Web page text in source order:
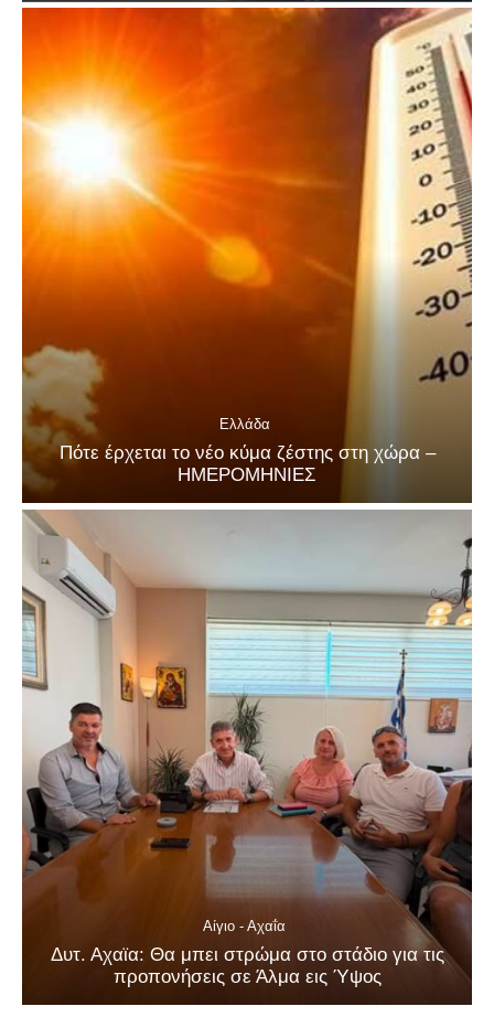
Ελλάδα
Πότε έρχεται το νέο κύμα ζέστης στη χώρα –
ΗΜΕΡΟΜΗΝΙΕΣ
Αίγιο - Αχαΐα
Δυτ. Αχαϊα: Θα μπει στρώμα στο στάδιο για τις
προπονήσεις σε Άλμα εις Ύψος